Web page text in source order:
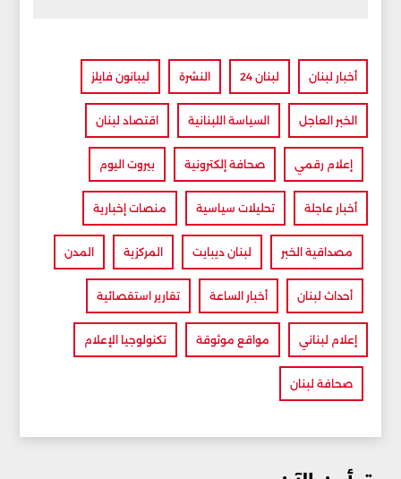
أخبار لبنان لبنان 24 النشرة ليبانون فايلز
الخبر العاجل السياسة اللبنانية اقتصاد لبنان
إعلام رقمي صحافة إلكترونية بيروت اليوم
أخبار عاجلة تحليلات سياسية منصات إخبارية
مصداقية الخبر لبنان ديبايت المركزية المدن
أحداث لبنان أخبار الساعة تقارير استقصائية
إعلام لبناني مواقع موثوقة تكنولوجيا الإعلام
صحافة لبنان